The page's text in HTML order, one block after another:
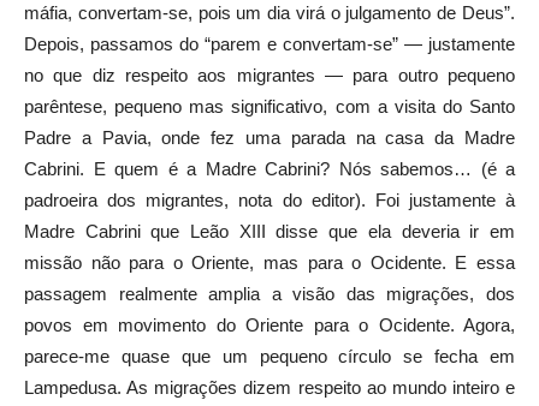
máfia, convertam-se, pois um dia virá o julgamento de Deus”.
Depois, passamos do “parem e convertam-se” — justamente
no que diz respeito aos migrantes — para outro pequeno
parêntese, pequeno mas significativo, com a visita do Santo
Padre a Pavia, onde fez uma parada na casa da Madre
Cabrini. E quem é a Madre Cabrini? Nós sabemos… (é a
padroeira dos migrantes, nota do editor). Foi justamente à
Madre Cabrini que Leão XIII disse que ela deveria ir em
missão não para o Oriente, mas para o Ocidente. E essa
passagem realmente amplia a visão das migrações, dos
povos em movimento do Oriente para o Ocidente. Agora,
parece-me quase que um pequeno círculo se fecha em
Lampedusa. As migrações dizem respeito ao mundo inteiro e